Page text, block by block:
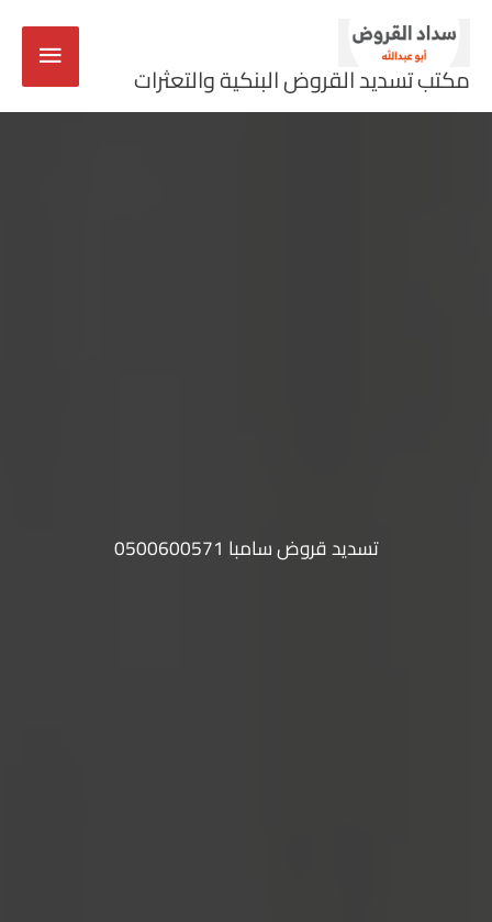
المحتوى
مكتب تسديد القروض البنكية والتعثرات
تسديد قروض سامبا 0500600571